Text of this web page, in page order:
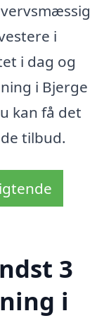
i
i dag og
i Bjerge
kan få det
tilbud.
3
i